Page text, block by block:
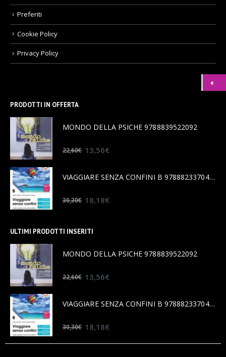
Preferiti
Cookie Policy
Privacy Policy
PRODOTTI IN OFFERTA
MONDO DELLA PSICHE 9788839522092
22,60€ 13,56€
VIAGGIARE SENZA CONFINI B 9788823370456
30,30€ 18,18€
ULTIMI PRODOTTI INSERITI
MONDO DELLA PSICHE 9788839522092
22,60€ 13,56€
VIAGGIARE SENZA CONFINI B 9788823370456
30,30€ 18,18€